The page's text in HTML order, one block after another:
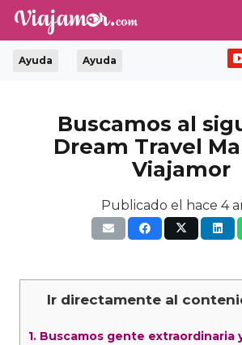
Ayuda Ayuda
Buscamos al
Dream Travel
Viajamor
Publicado el hace 4
Ir directamente al
1. Buscamos gente extraordinaria